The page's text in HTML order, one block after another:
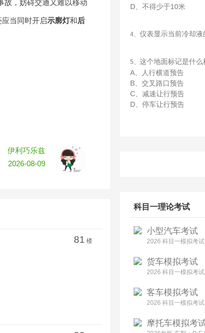
故，妨碍交通又难以移动
应当同时开启示廓灯和后
伊利巧乐兹
2026-08-09
81 楼
D、不得少于10米
4、 仪表显示当前冷却液
5、 这个地面标记是什么
A、人行横道预告
B、交叉路口预告
C、减速让行预告
D、停车让行预告
科目一理论考试
小型汽车考试
2026 科目一模拟考
货车模拟考试
2026 科目一模拟考
客车模拟考试
2026 科目一模拟考
摩托车模拟考